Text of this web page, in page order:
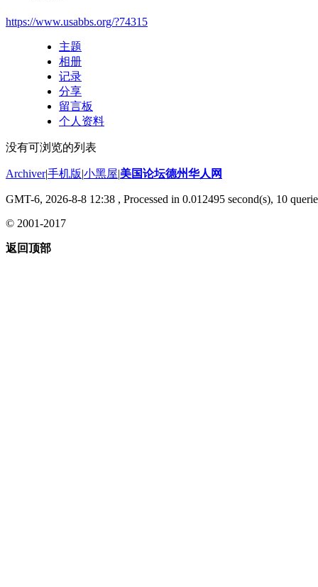
https://www.usabbs.org/?74315
主题
相册
记录
分享
留言板
个人资料
没有可浏览的列表
Archiver|手机版|小黑屋|美国论坛德州华人网
GMT-6, 2026-8-8 12:38 , Processed in 0.012495 second(s), 10
© 2001-2017
返回顶部